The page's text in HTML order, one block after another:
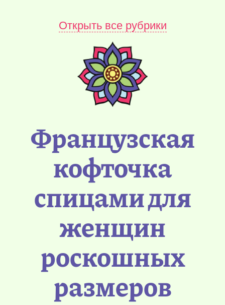
Открыть все рубрики
Французская
кофточка
спицами для
женщин
роскошных
размеров